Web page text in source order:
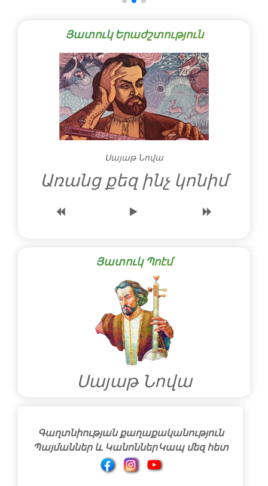
Յատուկ Երաժշտություն
Սայաթ Նովա
Առանց քեզ ինչ կոնիմ
Յատուկ Պոէմ
Սայաթ Նովա
Գաղտնիության քաղաքականություն
Պայմաններ և ԿանոններԿապ մեզ հետ